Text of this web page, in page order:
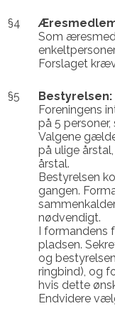
§4
Som
Forslaget
§5
Bestyrelsen:
Foreningens
på 5
Valgene
på ulige
årstal.
Bestyrelsen
gangen.
nødvendigt.
I formandens
pladsen.
og
ringbind), og
hvis dette
Endvidere